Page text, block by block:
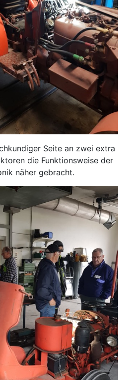
Seite an zwei extra
die Funktionsweise der
näher gebracht.